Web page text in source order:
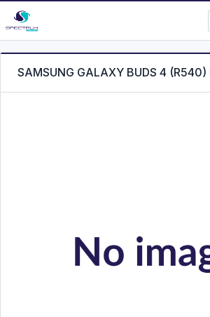
SAMSUNG GALAXY BUDS 4 (R540)